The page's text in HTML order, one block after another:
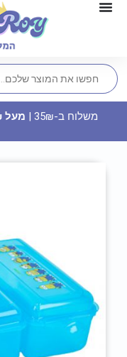
משלוח ב-35₪ | מעל 599₪ משלוח חינם או איסוף עצמי